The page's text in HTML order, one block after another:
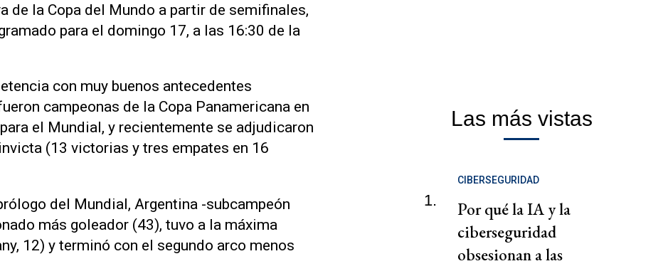
de la Copa del Mundo a partir de semifinales,
para el domingo 17, a las 16:30 de la
con muy buenos antecedentes
campeonas de la Copa Panamericana en
el Mundial, y recientemente se adjudicaron
(13 victorias y tres empates en 16
del Mundial, Argentina -subcampeón
más goleador (43), tuvo a la máxima
12) y terminó con el segundo arco menos
Las más vistas
1.
CIBERSEGURIDAD
Por qué la IA y la
ciberseguridad
obsesionan a las